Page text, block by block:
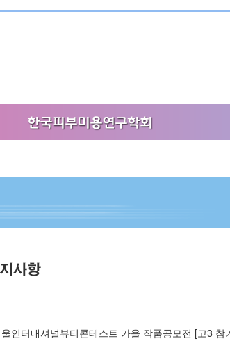
인터내셔널뷰티콘테스트 가을 작품공모전 [고3 참